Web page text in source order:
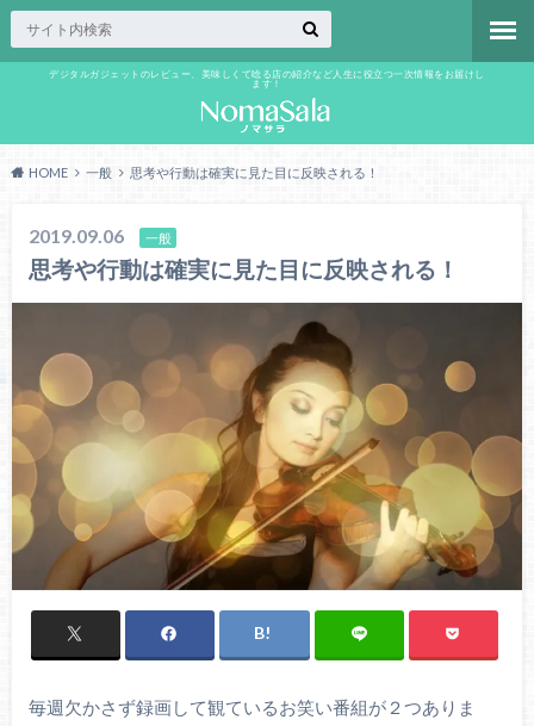
デジタルガジェットのレビュー、美味しくて唸る店の紹介など人生に役立つ一次情報をお届けし
ます！
HOME 一般 思考や行動は確実に見た目に反映される！
2019.09.06 一般
思考や行動は確実に見た目に反映される！
毎週欠かさず録画して観ているお笑い番組が２つありま